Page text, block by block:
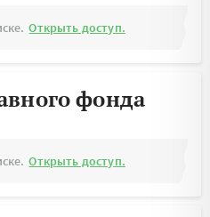
Открыть доступ.
фонда
Открыть доступ.